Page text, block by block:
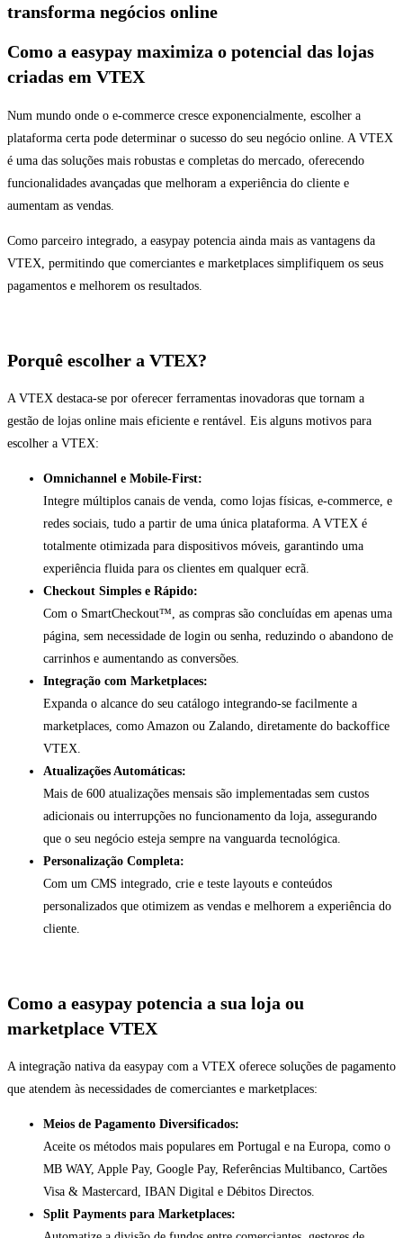
transforma negócios online
Como a easypay maximiza o potencial das lojas
criadas em VTEX
Num mundo onde o e-commerce cresce exponencialmente, escolher a
plataforma certa pode determinar o sucesso do seu negócio online. A VTEX
é uma das soluções mais robustas e completas do mercado, oferecendo
funcionalidades avançadas que melhoram a experiência do cliente e
aumentam as vendas.
Como parceiro integrado, a easypay potencia ainda mais as vantagens da
VTEX, permitindo que comerciantes e marketplaces simplifiquem os seus
pagamentos e melhorem os resultados.
Porquê escolher a VTEX?
A VTEX destaca-se por oferecer ferramentas inovadoras que tornam a
gestão de lojas online mais eficiente e rentável. Eis alguns motivos para
escolher a VTEX:
Omnichannel e Mobile-First:
Integre múltiplos canais de venda, como lojas físicas, e-commerce, e
redes sociais, tudo a partir de uma única plataforma. A VTEX é
totalmente otimizada para dispositivos móveis, garantindo uma
experiência fluida para os clientes em qualquer ecrã.
Checkout Simples e Rápido:
Com o SmartCheckout™, as compras são concluídas em apenas uma
página, sem necessidade de login ou senha, reduzindo o abandono de
carrinhos e aumentando as conversões.
Integração com Marketplaces:
Expanda o alcance do seu catálogo integrando-se facilmente a
marketplaces, como Amazon ou Zalando, diretamente do backoffice
VTEX.
Atualizações Automáticas:
Mais de 600 atualizações mensais são implementadas sem custos
adicionais ou interrupções no funcionamento da loja, assegurando
que o seu negócio esteja sempre na vanguarda tecnológica.
Personalização Completa:
Com um CMS integrado, crie e teste layouts e conteúdos
personalizados que otimizem as vendas e melhorem a experiência do
cliente.
Como a easypay potencia a sua loja ou
marketplace VTEX
A integração nativa da easypay com a VTEX oferece soluções de pagamento
que atendem às necessidades de comerciantes e marketplaces:
Meios de Pagamento Diversificados:
Aceite os métodos mais populares em Portugal e na Europa, como o
MB WAY, Apple Pay, Google Pay, Referências Multibanco, Cartões
Visa & Mastercard, IBAN Digital e Débitos Directos.
Split Payments para Marketplaces: